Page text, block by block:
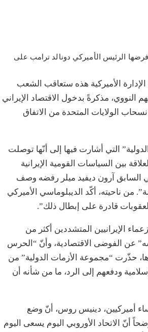
الرئيس الأميركي دونالد ترامب على
الأميركية هذه ستعاقب الشعب
النووي، مذكرةً بدخول الاقتصاد الإيراني
الولايات المتحدة من الاتفاق
التي أشارت فيها إلى أنّها توصلت
إلى أنّ العلاقة بين السياسات القومية الإيرانية
السابق آرون ديفيد ميلر رفضه وصف
من ناحيته، أكّد الديبلوماسي الأميركي
قادرة على إبطال ذلك”.
الإيرانيين المتشددين أكثر من
عن الفوضى الاقتصادية، وأنّ “الحرس
حذّرت “مجموعة الأزمات الدولية” من
ودفعهم إلى الرد، ما من شأنه أن
نفسه، أكّد الديبلوماسي الأميركي السابق الذي عمل مع 3 رؤساء أميركيين، دينيس روس، أنّ وضع
أنّ الاتحاد الأوروبي اليوم يسعى اليوم